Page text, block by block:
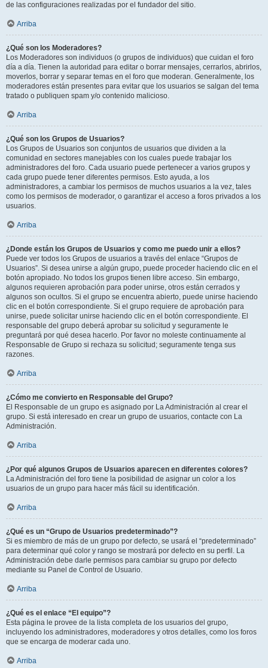
de las configuraciones realizadas por el fundador del sitio.
Arriba
¿Qué son los Moderadores?
Los Moderadores son individuos (o grupos de individuos) que cuidan el foro
día a día. Tienen la autoridad para editar o borrar mensajes, cerrarlos, abrirlos,
moverlos, borrar y separar temas en el foro que moderan. Generalmente, los
moderadores están presentes para evitar que los usuarios se salgan del tema
tratado o publiquen spam y/o contenido malicioso.
Arriba
¿Qué son los Grupos de Usuarios?
Los Grupos de Usuarios son conjuntos de usuarios que dividen a la
comunidad en sectores manejables con los cuales puede trabajar los
administradores del foro. Cada usuario puede pertenecer a varios grupos y
cada grupo puede tener diferentes permisos. Esto ayuda, a los
administradores, a cambiar los permisos de muchos usuarios a la vez, tales
como los permisos de moderador, o garantizar el acceso a foros privados a los
usuarios.
Arriba
¿Donde están los Grupos de Usuarios y como me puedo unir a ellos?
Puede ver todos los Grupos de usuarios a través del enlace “Grupos de
Usuarios”. Si desea unirse a algún grupo, puede proceder haciendo clic en el
botón apropiado. No todos los grupos tienen libre acceso. Sin embargo,
algunos requieren aprobación para poder unirse, otros están cerrados y
algunos son ocultos. Si el grupo se encuentra abierto, puede unirse haciendo
clic en el botón correspondiente. Si el grupo requiere de aprobación para
unirse, puede solicitar unirse haciendo clic en el botón correspondiente. El
responsable del grupo deberá aprobar su solicitud y seguramente le
preguntará por qué desea hacerlo. Por favor no moleste continuamente al
Responsable de Grupo si rechaza su solicitud; seguramente tenga sus
razones.
Arriba
¿Cómo me convierto en Responsable del Grupo?
El Responsable de un grupo es asignado por La Administración al crear el
grupo. Si está interesado en crear un grupo de usuarios, contacte con La
Administración.
Arriba
¿Por qué algunos Grupos de Usuarios aparecen en diferentes colores?
La Administración del foro tiene la posibilidad de asignar un color a los
usuarios de un grupo para hacer más fácil su identificación.
Arriba
¿Qué es un “Grupo de Usuarios predeterminado”?
Si es miembro de más de un grupo por defecto, se usará el “predeterminado”
para determinar qué color y rango se mostrará por defecto en su perfil. La
Administración debe darle permisos para cambiar su grupo por defecto
mediante su Panel de Control de Usuario.
Arriba
¿Qué es el enlace “El equipo”?
Esta página le provee de la lista completa de los usuarios del grupo,
incluyendo los administradores, moderadores y otros detalles, como los foros
que se encarga de moderar cada uno.
Arriba